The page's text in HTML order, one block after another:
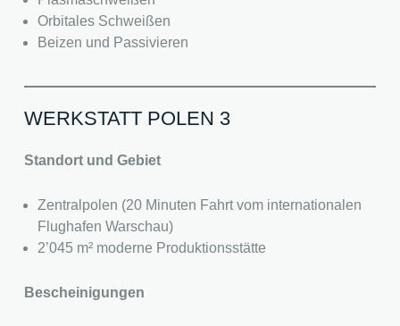
Orbitales Schweißen
Beizen und Passivieren
WERKSTATT POLEN 3
Standort und Gebiet
Zentralpolen (20 Minuten Fahrt vom internationalen
Flughafen Warschau)
2’045 m² moderne Produktionsstätte
Bescheinigungen